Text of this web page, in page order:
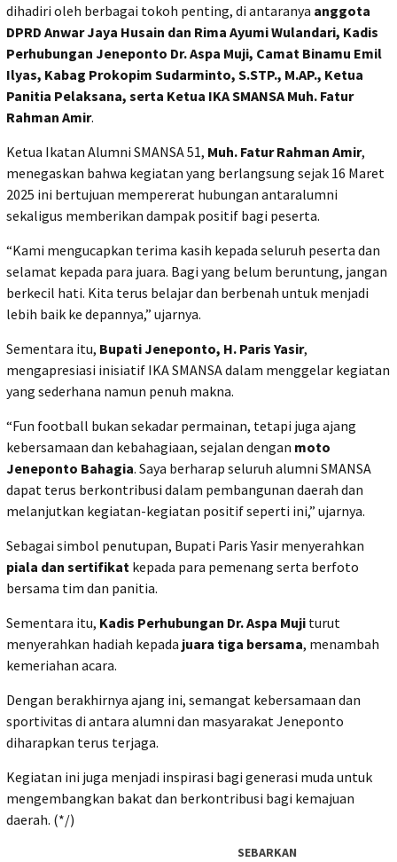
dihadiri oleh berbagai tokoh penting, di antaranya anggota
DPRD Anwar Jaya Husain dan Rima Ayumi Wulandari, Kadis
Perhubungan Jeneponto Dr. Aspa Muji, Camat Binamu Emil
Ilyas, Kabag Prokopim Sudarminto, S.STP., M.AP., Ketua
Panitia Pelaksana, serta Ketua IKA SMANSA Muh. Fatur
Rahman Amir.
Ketua Ikatan Alumni SMANSA 51, Muh. Fatur Rahman Amir,
menegaskan bahwa kegiatan yang berlangsung sejak 16 Maret
2025 ini bertujuan mempererat hubungan antaralumni
sekaligus memberikan dampak positif bagi peserta.
“Kami mengucapkan terima kasih kepada seluruh peserta dan
selamat kepada para juara. Bagi yang belum beruntung, jangan
berkecil hati. Kita terus belajar dan berbenah untuk menjadi
lebih baik ke depannya,” ujarnya.
Sementara itu, Bupati Jeneponto, H. Paris Yasir,
mengapresiasi inisiatif IKA SMANSA dalam menggelar kegiatan
yang sederhana namun penuh makna.
“Fun football bukan sekadar permainan, tetapi juga ajang
kebersamaan dan kebahagiaan, sejalan dengan moto
Jeneponto Bahagia. Saya berharap seluruh alumni SMANSA
dapat terus berkontribusi dalam pembangunan daerah dan
melanjutkan kegiatan-kegiatan positif seperti ini,” ujarnya.
Sebagai simbol penutupan, Bupati Paris Yasir menyerahkan
piala dan sertifikat kepada para pemenang serta berfoto
bersama tim dan panitia.
Sementara itu, Kadis Perhubungan Dr. Aspa Muji turut
menyerahkan hadiah kepada juara tiga bersama, menambah
kemeriahan acara.
Dengan berakhirnya ajang ini, semangat kebersamaan dan
sportivitas di antara alumni dan masyarakat Jeneponto
diharapkan terus terjaga.
Kegiatan ini juga menjadi inspirasi bagi generasi muda untuk
mengembangkan bakat dan berkontribusi bagi kemajuan
daerah. (*/)
SEBARKAN